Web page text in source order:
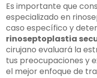
Es importante que
especializado en
caso específico y
rinoseptoplastia
cirujano evaluará la
tus preocupaciones y
el mejor enfoque de